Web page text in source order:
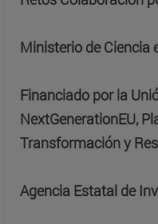
Ministerio de Ciencia
Financiado por la
NextGenerationEU,
Transformación y
Agencia Estatal de